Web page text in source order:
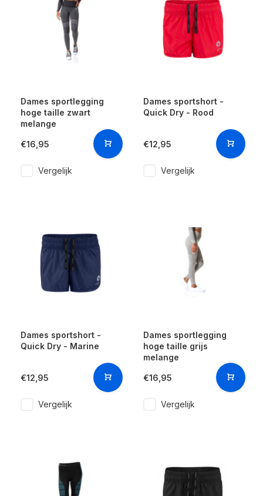
Dames sportlegging
hoge taille zwart
melange
€16,95
Vergelijk
Dames sportshort -
Quick Dry - Rood
€12,95
Vergelijk
Dames sportshort -
Quick Dry - Marine
€12,95
Vergelijk
Dames sportlegging
hoge taille grijs
melange
€16,95
Vergelijk